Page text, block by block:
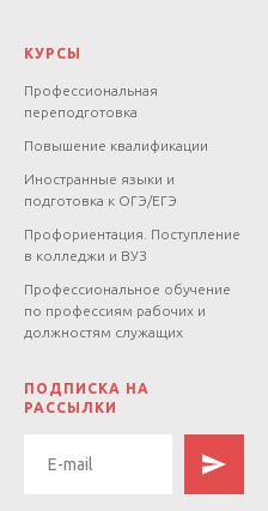
КУРСЫ
Профессиональная
переподготовка
Повышение квалификации
Иностранные языки и
подготовка к ОГЭ/ЕГЭ
Профориентация. Поступление
в колледжи и ВУЗ
Профессиональное обучение
по профессиям рабочих и
должностям служащих
ПОДПИСКА НА
РАССЫЛКИ